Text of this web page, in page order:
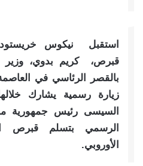
استقبل نيكوس
قبرص، كريم بدوي، وزير
بالقصر الرئاسي في
زيارة رسمية يشارك
السيسى رئيس جمهورية
الرسمي بتسلم قبرص
الأوروبي.